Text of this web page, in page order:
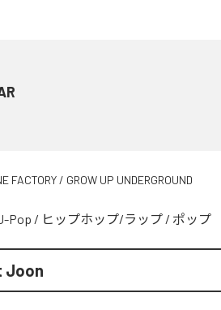
FACTORY / GROW UP UNDERGROUND
Pop / ヒップホップ/ラップ / ポップ
Joon